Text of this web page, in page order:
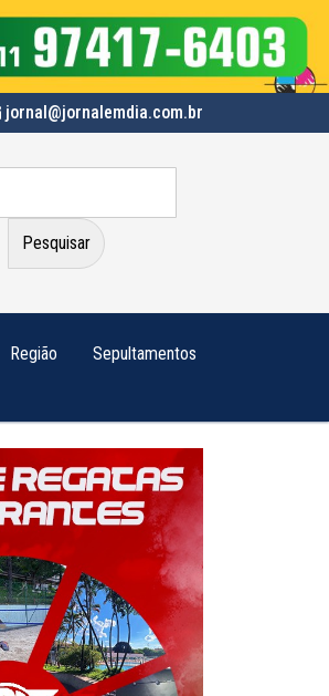
jornal@jornalemdia.com.br
Região Sepultamentos